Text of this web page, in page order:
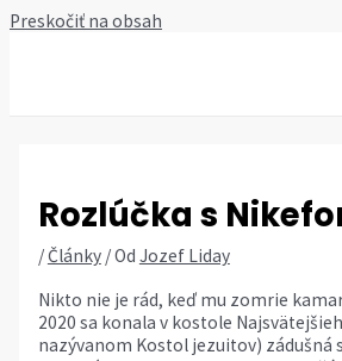
Preskočiť na obsah
Rozlúčka s
/Články/ Od Jozef Liday
Nikto nie je rád, keď mu zomrie
2020 sa konala v kostole
nazývanom Kostol jezuitov) zádušná